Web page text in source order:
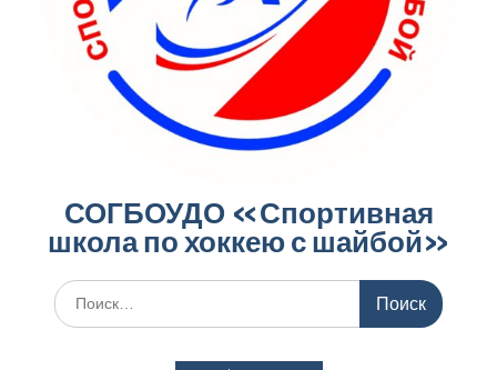
СОГБОУДО «‎Спортивная
школа по хоккею с шайбой»‎
Поиск
по: